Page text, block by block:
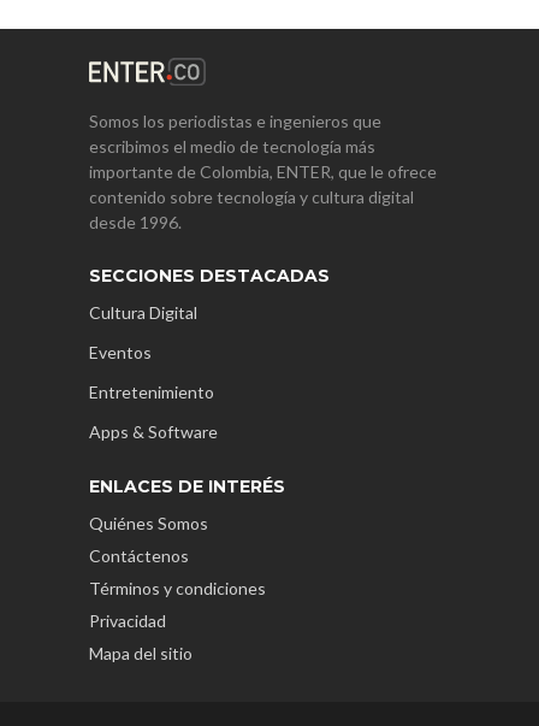
Somos los periodistas e ingenieros que
escribimos el medio de tecnología más
importante de Colombia, ENTER, que le ofrece
contenido sobre tecnología y cultura digital
desde 1996.
SECCIONES DESTACADAS
Cultura Digital
Eventos
Entretenimiento
Apps & Software
ENLACES DE INTERÉS
Quiénes Somos
Contáctenos
Términos y condiciones
Privacidad
Mapa del sitio